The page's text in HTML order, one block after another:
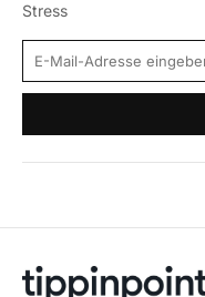
Stress
E-Mail-Adresse